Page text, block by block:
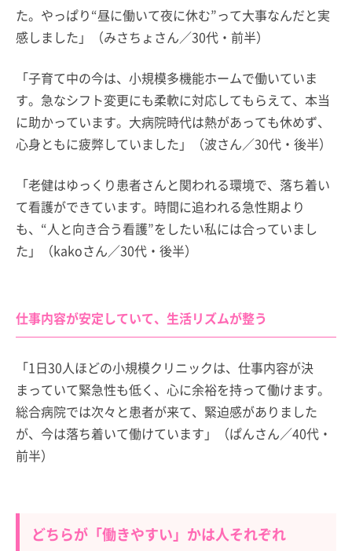
た。やっぱり“昼に働いて夜に休む”って大事なんだと実
感しました」（みさちょさん／30代・前半）
「子育て中の今は、小規模多機能ホームで働いていま
す。急なシフト変更にも柔軟に対応してもらえて、本当
に助かっています。大病院時代は熱があっても休めず、
心身ともに疲弊していました」（波さん／30代・後半）
「老健はゆっくり患者さんと関われる環境で、落ち着い
て看護ができています。時間に追われる急性期より
も、“人と向き合う看護”をしたい私には合っていまし
た」（kakoさん／30代・後半）
仕事内容が安定していて、生活リズムが整う
「1日30人ほどの小規模クリニックは、仕事内容が決
まっていて緊急性も低く、心に余裕を持って働けます。
総合病院では次々と患者が来て、緊迫感がありました
が、今は落ち着いて働けています」（ぱんさん／40代・
前半）
どちらが「働きやすい」かは人それぞれ